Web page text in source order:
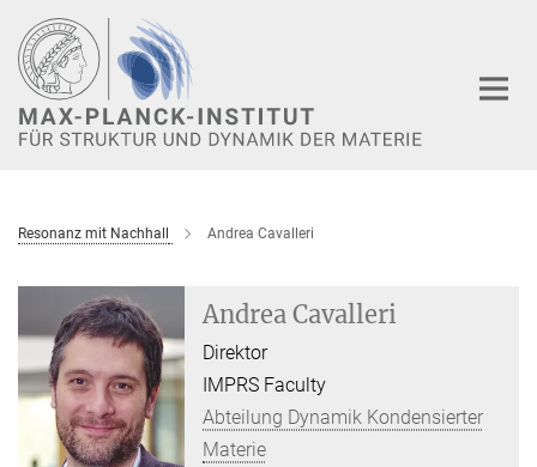
Hauptinhalt
Resonanz mit Nachhall Andrea Cavalleri
Andrea Cavalleri
Direktor
IMPRS Faculty
Abteilung Dynamik Kondensierter
Materie